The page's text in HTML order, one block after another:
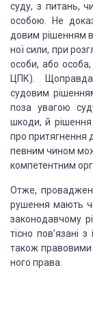
суду, з питань,
особою. Не
довим рішенням
ної сили, при
особи, або
ЦПК).
судовим
поза ува­гою
шкоди, й
про притяг­нення
певним чином
компе­тентним
Отже,
рушення мають
законодавчому
тісно пов’язані
також правовими
ного права.